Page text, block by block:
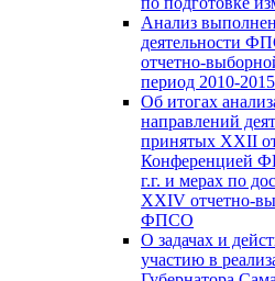
Анализ
деятельности
отчетно-
период 2010-2015
Об итогах
направлений
принятых XXII
Конференцией
г.г. и мерах по
XXIV отчетно-
ФПСО
О задачах и
участию в